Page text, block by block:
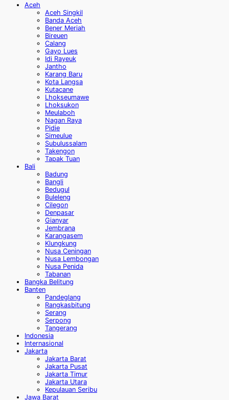
Aceh
Aceh Singkil
Banda Aceh
Bener Meriah
Bireuen
Calang
Gayo Lues
Idi Rayeuk
Jantho
Karang Baru
Kota Langsa
Kutacane
Lhokseumawe
Lhoksukon
Meulaboh
Nagan Raya
Pidie
Simeulue
Subulussalam
Takengon
Tapak Tuan
Bali
Badung
Bangli
Bedugul
Buleleng
Cilegon
Denpasar
Gianyar
Jembrana
Karangasem
Klungkung
Nusa Ceningan
Nusa Lembongan
Nusa Penida
Tabanan
Bangka Belitung
Banten
Pandeglang
Rangkasbitung
Serang
Serpong
Tangerang
Indonesia
Internasional
Jakarta
Jakarta Barat
Jakarta Pusat
Jakarta Timur
Jakarta Utara
Kepulauan Seribu
Jawa Barat